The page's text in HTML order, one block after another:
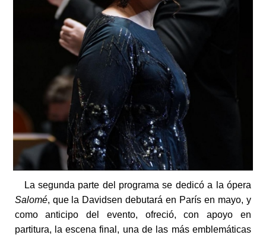
La segunda parte del programa se dedicó a la ópera
Salomé, que la Davidsen debutará en París en mayo, y
como anticipo del evento, ofreció, con apoyo en
partitura, la escena final, una de las más emblemáticas